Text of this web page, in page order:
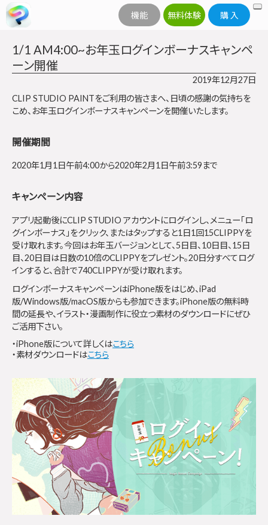
機能 無料体験 購 入
1/1 AM4:00~お年玉ログインボーナスキャンペ
ーン開催
2019年12月27日
CLIP STUDIO PAINTをご利用の皆さまへ、日頃の感謝の気持ちを
こめ、お年玉ログインボーナスキャンペーンを開催いたします。
開催期間
2020年1月1日午前4:00から2020年2月1日午前3:59まで
キャンペーン内容
アプリ起動後にCLIP STUDIO アカウントにログインし、メニュー「ロ
グインボーナス」をクリック、またはタップすると1日1回15CLIPPYを
受け取れます。今回はお年玉バージョンとして、5日目、10日目、15日
目、20日目は日数の10倍のCLIPPYをプレゼント。20日分すべてログ
インすると、合計で740CLIPPYが受け取れます。
ログインボーナスキャンペーンはiPhone版をはじめ、iPad
版/Windows版/macOS版からも参加できます。iPhone版の無料時
間の延長や、イラスト・漫画制作に役立つ素材のダウンロードにぜひ
ご活用下さい。
・iPhone版について詳しくはこちら
・素材ダウンロードはこちら